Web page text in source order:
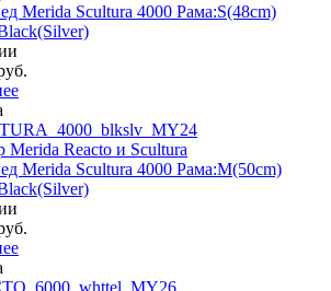
Merida Scultura 4000 Рама:S(48cm)
Merida Scultura 4000 Рама:M(50cm)